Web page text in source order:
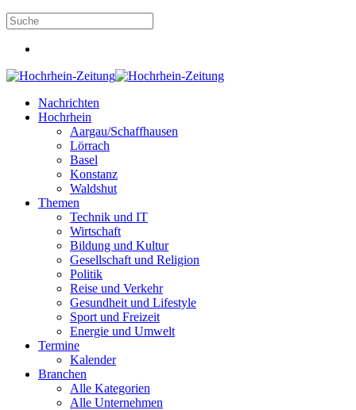
Nachrichten
Hochrhein
Aargau/Schaffhausen
Lörrach
Basel
Konstanz
Waldshut
Themen
Technik und IT
Wirtschaft
Bildung und Kultur
Gesellschaft und Religion
Politik
Reise und Verkehr
Gesundheit und Lifestyle
Sport und Freizeit
Energie und Umwelt
Termine
Kalender
Branchen
Alle Kategorien
Alle Unternehmen